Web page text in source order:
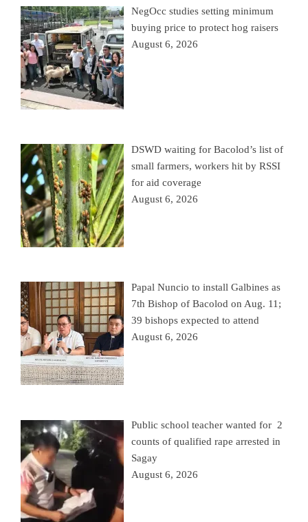
NegOcc studies setting minimum
buying price to protect hog raisers
August 6, 2026
DSWD waiting for Bacolod’s list of
small farmers, workers hit by RSSI
for aid coverage
August 6, 2026
Papal Nuncio to install Galbines as
7th Bishop of Bacolod on Aug. 11;
39 bishops expected to attend
August 6, 2026
Public school teacher wanted for 2
counts of qualified rape arrested in
Sagay
August 6, 2026